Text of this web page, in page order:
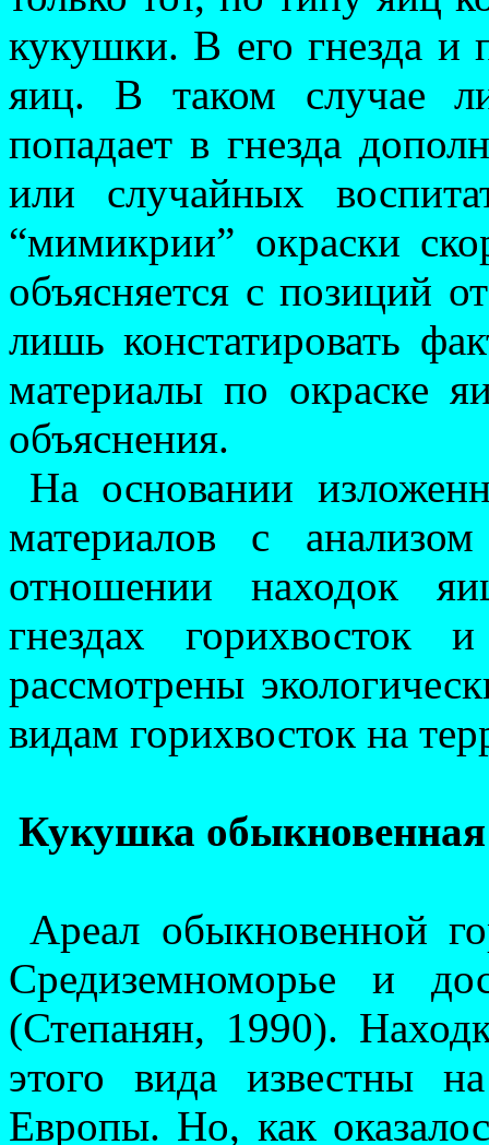
кукушки. В его гнезда и
яиц. В таком случае
попадает в гнезда
или слу­чай­ных
“ми­микрии” окраски
объясняется с позиций
лишь констатировать
материалы по окраске
объяснения.
На основании
материалов с
отношении находок
гнездах
рассмотрены
видам гори­хвос­ток на
Кукушка
Ареал обыкновенной
Средиземноморье и
(Степанян, 1990).
этого вида известны
Европы. Но, как